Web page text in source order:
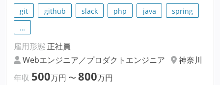
git github slack php java
spring
…
雇用形態 正社員
Webエンジニア／プロダクトエンジニア
神奈川
年収 500万円 〜 800万円